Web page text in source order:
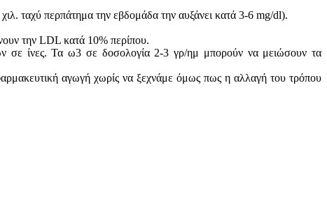
ταχύ περπάτημα την εβδομάδα την αυξάνει κατά 3-6 mg/dl).
την LDL κατά 10% περίπου.
σε ίνες. Τα ω3 σε δοσολογία 2-3 γρ/ημ μπορούν να μειώσουν τα
αγωγή χωρίς να ξεχνάμε όμως πως η αλλαγή του τρόπου